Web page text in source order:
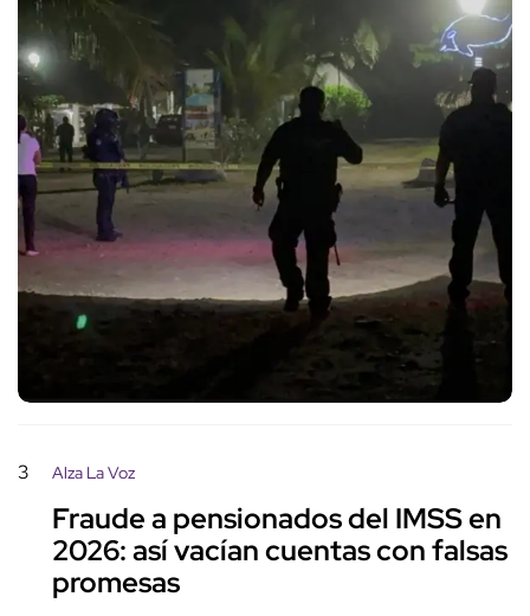
3 Alza La Voz
Fraude a pensionados del IMSS en
2026: así vacían cuentas con falsas
promesas